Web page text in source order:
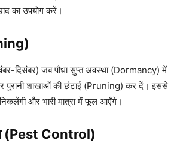
का उपयोग करें।
दिसंबर) जब पौधा सुप्त अवस्था (Dormancy) में
पुरानी शाखाओं की छंटाई (Pruning) कर दें। इससे
और भारी मात्रा में फूल आएँगे।
(Pest Control)